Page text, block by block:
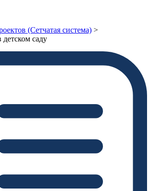
(Сетчатая система) >
детском саду